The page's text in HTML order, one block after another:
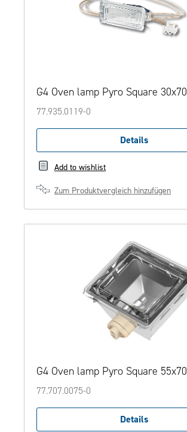
G4 Oven lamp Pyro Square 30x70
77.935.0119-0
Details
Add to wishlist
Zum Produktvergleich hinzufügen
G4 Oven lamp Pyro Square 55x70
77.707.0075-0
Details